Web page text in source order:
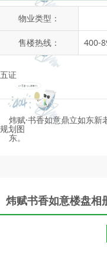
楼层平面图
五证
规划图
物业类型：
售楼热线： 400-
炜赋·书香如意鼎立如东
东。
炜赋书香如意楼盘相